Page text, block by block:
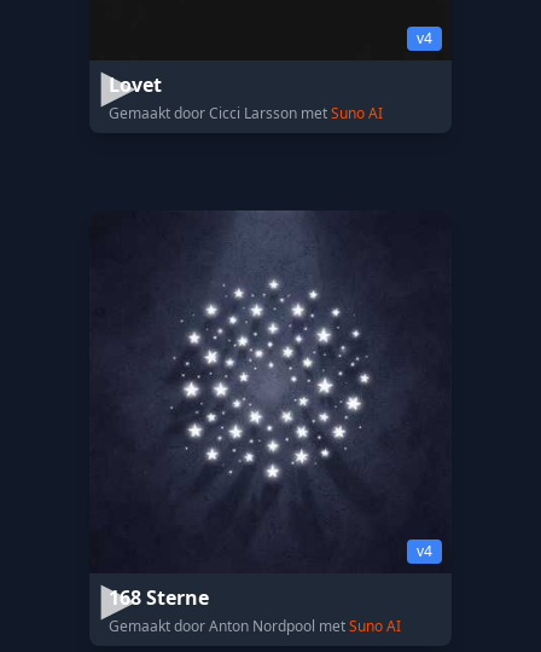
v4
Lovet
Gemaakt door Cicci Larsson metSuno AI
v4
168 Sterne
Gemaakt door Anton Nordpool metSuno AI